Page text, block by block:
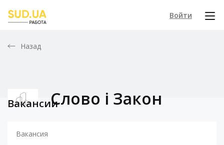
Войти
Назад
Слово і Закон
Вакансии